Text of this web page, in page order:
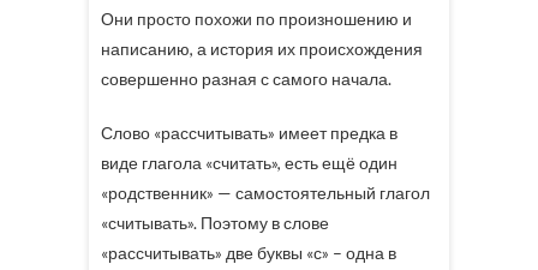
Они просто похожи по произношению и
написанию, а история их происхождения
совершенно разная с самого начала.
Слово «рассчитывать» имеет предка в
виде глагола «считать», есть ещё один
«родственник» — самостоятельный глагол
«считывать». Поэтому в слове
«рассчитывать» две буквы «с» – одна в